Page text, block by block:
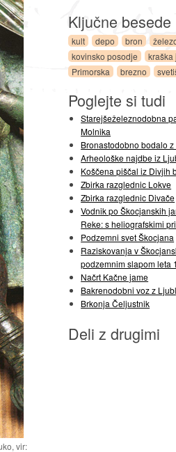
vir:
Ključne besede
kult depo bron
kovinsko posodje
kraška
Primorska
brezno
Poglejte si tudi
Starejšeželeznodobna
Molnika
Bronastodobno bodalo z
Arheološke najdbe iz
Koščena piščal iz Divjih
Zbirka razglednic Lokve
Zbirka razglednic Divače
Vodnik po Škocjanskih
Reke: s heliografskimi
Podzemni svet Škocjana
Raziskovanja v
podzemnim slapom leta
Načrt Kačne jame
Bakrenodobni voz z
Brkonja Čeljustnik
Deli z drugimi